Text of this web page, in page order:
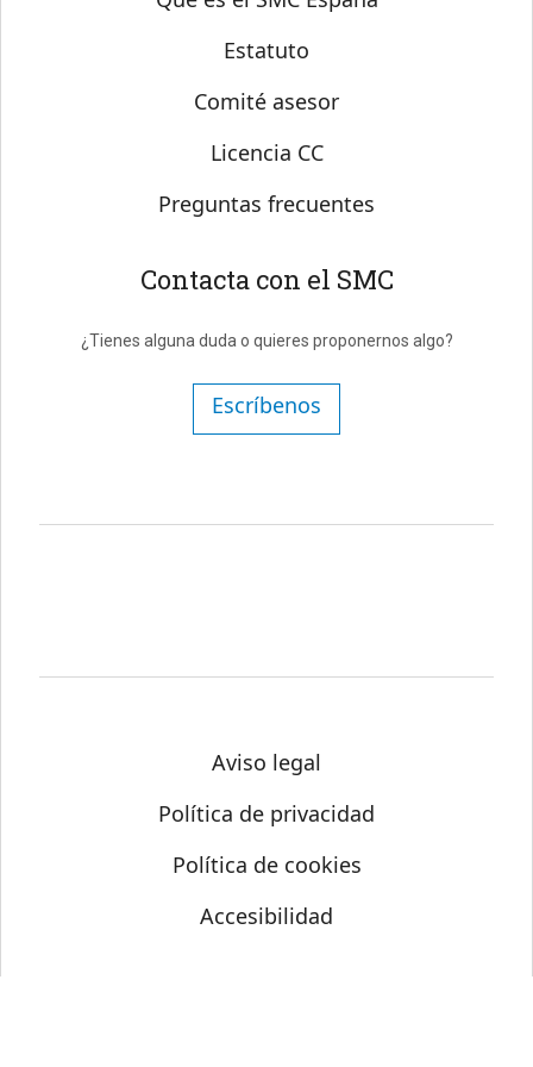
Estatuto
Comité asesor
Licencia CC
Preguntas frecuentes
Contacta con el SMC
¿Tienes alguna duda o quieres proponernos algo?
Escríbenos
Aviso legal
Política de privacidad
Política de cookies
Accesibilidad